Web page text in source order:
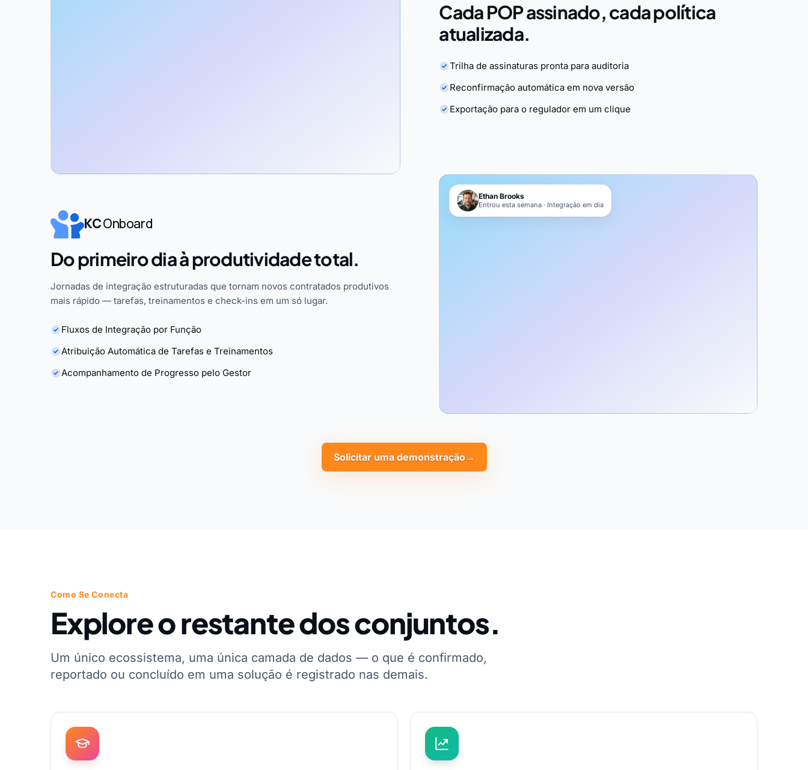
Cada POP assinado, cada política
atualizada.
Trilha de assinaturas pronta para auditoria
Reconfirmação automática em nova versão
Exportação para o regulador em um clique
KCOnboard
Do primeiro dia à produtividade total.
Jornadas de integração estruturadas que tornam novos contratados produtivos
mais rápido — tarefas, treinamentos e check-ins em um só lugar.
Fluxos de Integração por Função
Atribuição Automática de Tarefas e Treinamentos
Acompanhamento de Progresso pelo Gestor
Ethan Brooks
Entrou esta semana · Integração em dia
Solicitar uma demonstração→
Como Se Conecta
Explore o restante dos conjuntos.
Um único ecossistema, uma única camada de dados — o que é confirmado,
reportado ou concluído em uma solução é registrado nas demais.